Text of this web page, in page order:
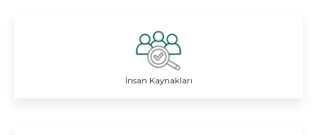
İnsan Kaynakları